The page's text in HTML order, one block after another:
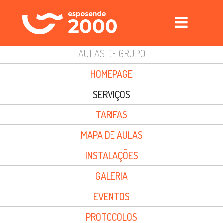
PISCINAS FOZ DO CÁVADO
PISCINAS FORJÃES
GINÁSIO
AULAS DE GRUPO
DAY SPA
DESPORTO OUTDOOR
AUDITÓRIO
INSCRIÇÕES
EVENTOS
AULAS DE GRUPO
HOMEPAGE
SERVIÇOS
TARIFAS
MAPA DE AULAS
INSTALAÇÕES
GALERIA
EVENTOS
PROTOCOLOS